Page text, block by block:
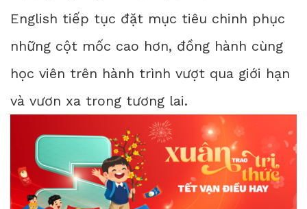
English tiếp tục đặt mục tiêu chinh phục
những cột mốc cao hơn, đồng hành cùng
học viên trên hành trình vượt qua giới hạn
và vươn xa trong tương lai.